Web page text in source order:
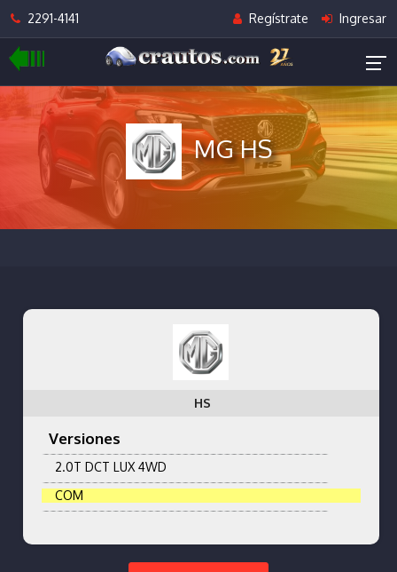
2291-4141 Regístrate Ingresar
MG HS
HS
Versiones
2.0T DCT LUX 4WD
COM